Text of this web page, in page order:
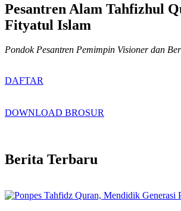
Pesantren Alam Tahfizhul
Fityatul Islam
Pondok Pesantren Pemimpin Visioner dan
DAFTAR
DOWNLOAD BROSUR
Berita Terbaru